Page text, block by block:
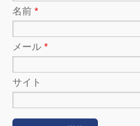
名前*
メール*
サイト